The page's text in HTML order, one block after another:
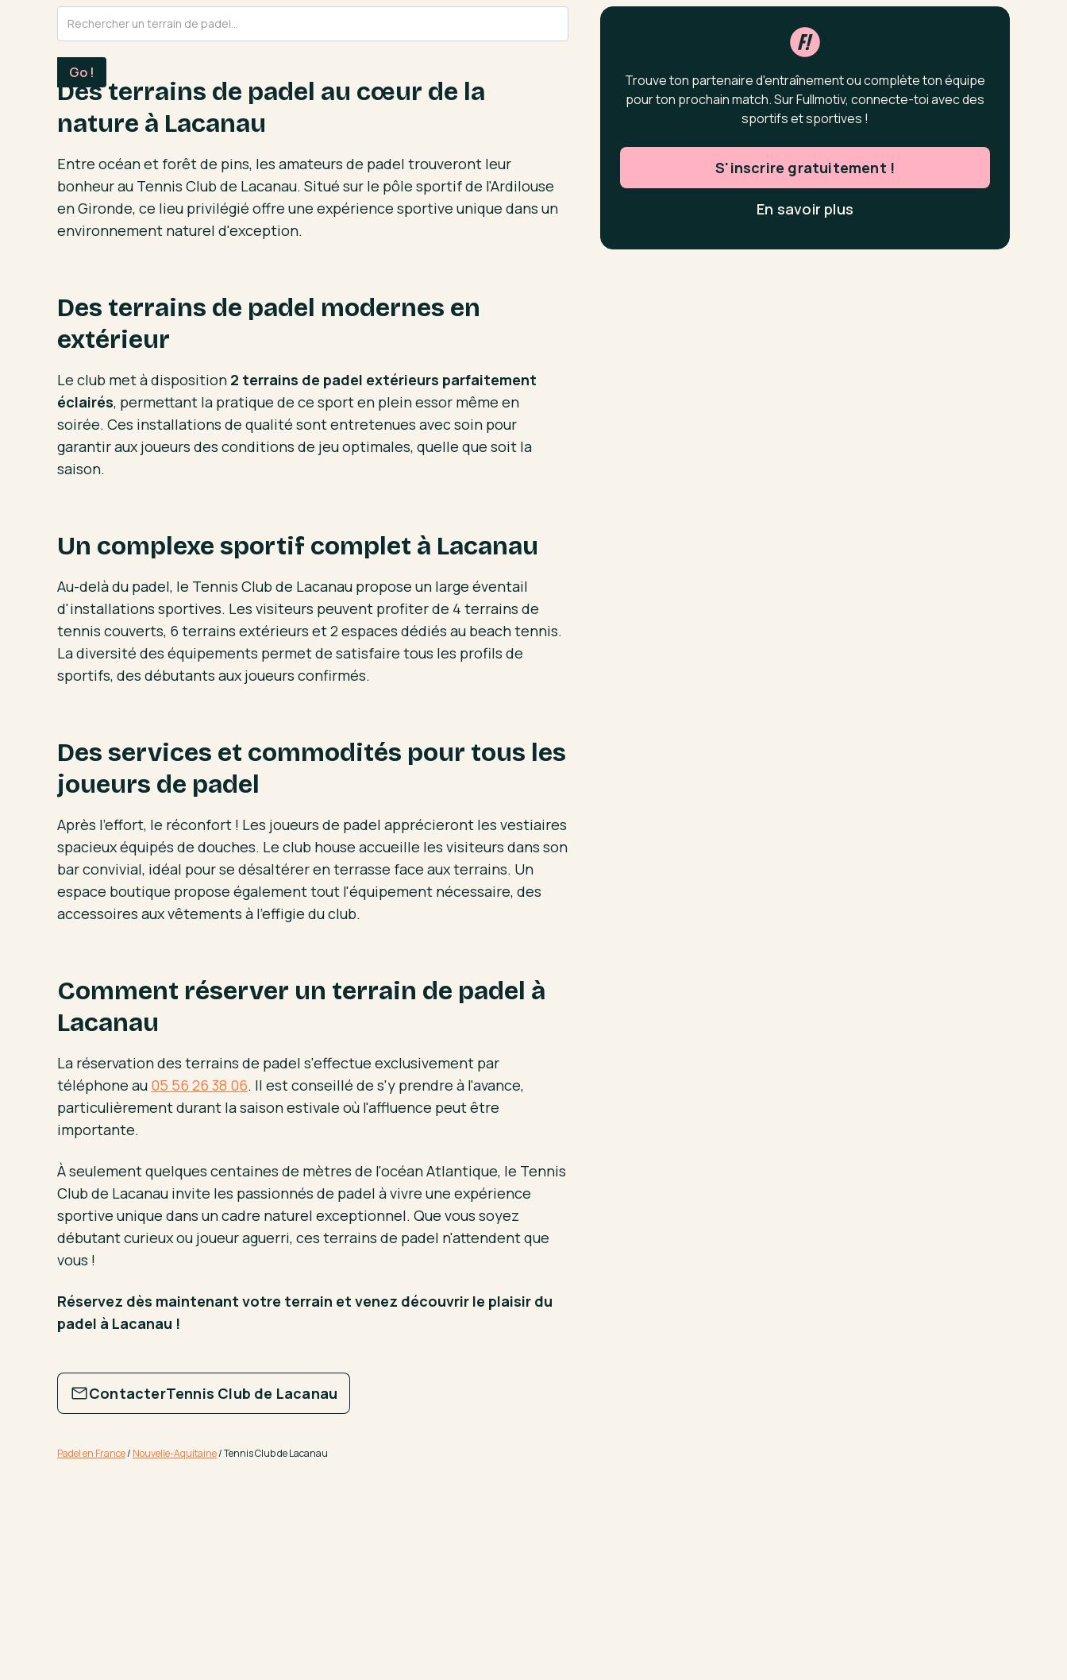
Des terrains de padel au cœur de la
nature à Lacanau
Entre océan et forêt de pins, les amateurs de padel trouveront leur
bonheur au Tennis Club de Lacanau. Situé sur le pôle sportif de l'Ardilouse
en Gironde, ce lieu privilégié offre une expérience sportive unique dans un
environnement naturel d'exception.
Des terrains de padel modernes en
extérieur
Le club met à disposition 2 terrains de padel extérieurs parfaitement
éclairés, permettant la pratique de ce sport en plein essor même en
soirée. Ces installations de qualité sont entretenues avec soin pour
garantir aux joueurs des conditions de jeu optimales, quelle que soit la
saison.
Un complexe sportif complet à Lacanau
Au-delà du padel, le Tennis Club de Lacanau propose un large éventail
d'installations sportives. Les visiteurs peuvent profiter de 4 terrains de
tennis couverts, 6 terrains extérieurs et 2 espaces dédiés au beach tennis.
La diversité des équipements permet de satisfaire tous les profils de
sportifs, des débutants aux joueurs confirmés.
Des services et commodités pour tous les
joueurs de padel
Après l'effort, le réconfort ! Les joueurs de padel apprécieront les vestiaires
spacieux équipés de douches. Le club house accueille les visiteurs dans son
bar convivial, idéal pour se désaltérer en terrasse face aux terrains. Un
espace boutique propose également tout l'équipement nécessaire, des
accessoires aux vêtements à l'effigie du club.
Comment réserver un terrain de padel à
Lacanau
La réservation des terrains de padel s'effectue exclusivement par
téléphone au 05 56 26 38 06. Il est conseillé de s'y prendre à l'avance,
particulièrement durant la saison estivale où l'affluence peut être
importante.
À seulement quelques centaines de mètres de l'océan Atlantique, le Tennis
Club de Lacanau invite les passionnés de padel à vivre une expérience
sportive unique dans un cadre naturel exceptionnel. Que vous soyez
débutant curieux ou joueur aguerri, ces terrains de padel n'attendent que
vous !
Réservez dès maintenant votre terrain et venez découvrir le plaisir du
padel à Lacanau !
ContacterTennis Club de Lacanau
Padel en France/ Nouvelle-Aquitaine/Tennis Club de Lacanau
Trouve ton partenaire d'entraînement ou complète ton équipe
pour ton prochain match. Sur Fullmotiv, connecte-toi avec des
sportifs et sportives !
S'inscrire gratuitement !
En savoir plus